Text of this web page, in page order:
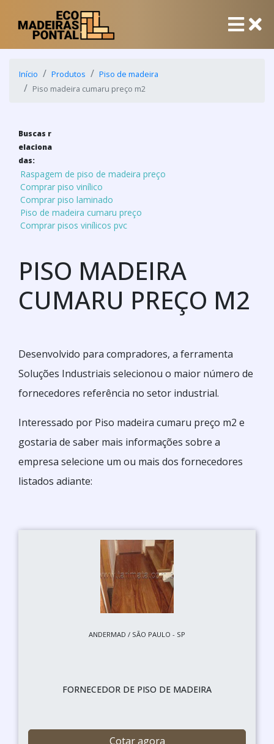
Início Produtos
Piso de madeira
Piso madeira cumaru preço m2
Buscas r
elaciona
das:
Raspagem de piso de madeira preço
Comprar piso vinílico
Comprar piso laminado
Piso de madeira cumaru preço
Comprar pisos vinílicos pvc
PISO MADEIRA
CUMARU PREÇO M2
Desenvolvido para compradores, a ferramenta
Soluções Industriais selecionou o maior número de
fornecedores referência no setor industrial.
Interessado por Piso madeira cumaru preço m2 e
gostaria de saber mais informações sobre a
empresa selecione um ou mais dos fornecedores
listados adiante:
ANDERMAD / SÃO PAULO - SP
FORNECEDOR DE PISO DE MADEIRA
Cotar agora